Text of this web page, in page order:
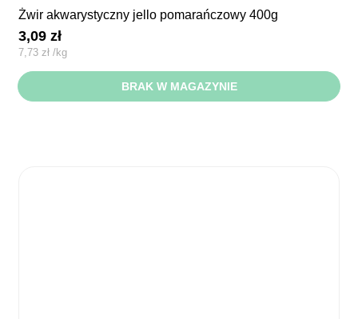
żwir akwarystyczny jello pomarańczowy 400g
3,09zł
7,73 zł /kg
BRAK W MAGAZYNIE